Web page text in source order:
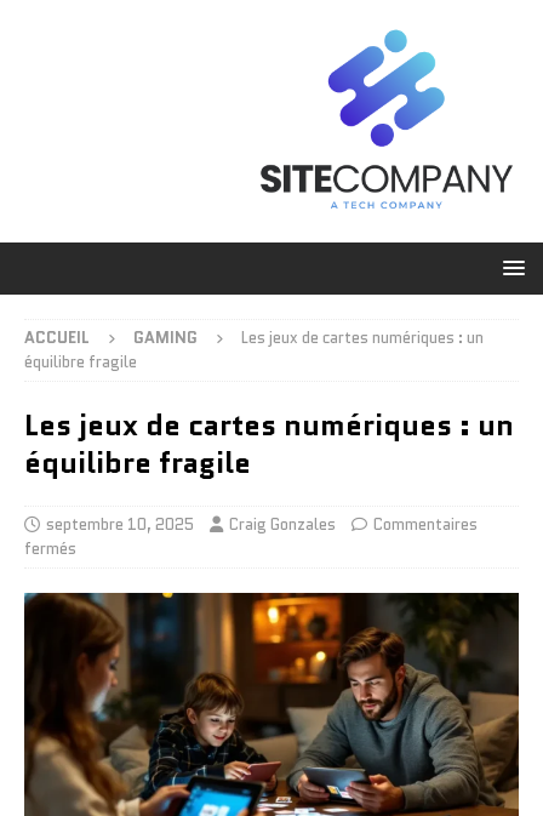
ACCUEIL GAMING
Les jeux de cartes numériques : un
équilibre fragile
Les jeux de cartes numériques : un
équilibre fragile
septembre 10, 2025 Craig Gonzales
Commentaires
fermés